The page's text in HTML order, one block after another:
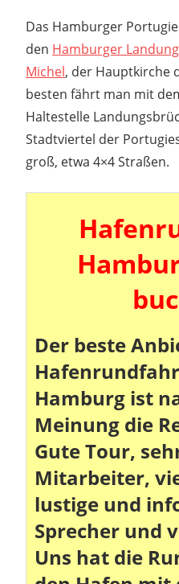
Das Hamburger
den Hamburger
Michel, der Hauptkirche
besten fährt man mit
Haltestelle
Stadtviertel der
groß, etwa 4×4 Straßen.
Der beste
Hamburg ist
Meinung die
Gute Tour,
Mitarbeiter,
lustige und
Sprecher und
Uns hat die